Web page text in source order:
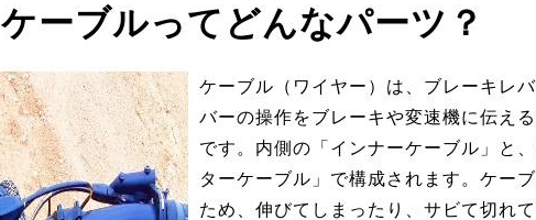
ケーブルってどんなパーツ？
ケーブル（ワイヤー）は、ブレーキレ
バーの操作をブレーキや変速機に伝え
です。内側の「インナーケーブル」と
ターケーブル」で構成されます。ケー
ため、伸びてしまったり、サビて切れ